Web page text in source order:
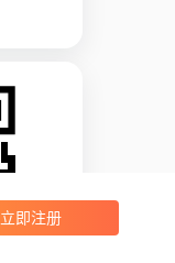
立即注册